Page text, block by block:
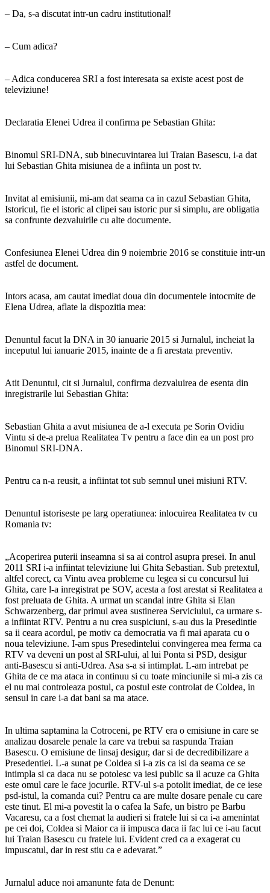
– Da, s-a discutat intr-un cadru institutional!
– Cum adica?
– Adica conducerea SRI a fost interesata sa existe acest post de
televiziune!
Declaratia Elenei Udrea il confirma pe Sebastian Ghita:
Binomul SRI-DNA, sub binecuvintarea lui Traian Basescu, i-a dat
lui Sebastian Ghita misiunea de a infiinta un post tv.
Invitat al emisiunii, mi-am dat seama ca in cazul Sebastian Ghita,
Istoricul, fie el istoric al clipei sau istoric pur si simplu, are obligatia
sa confrunte dezvaluirile cu alte documente.
Confesiunea Elenei Udrea din 9 noiembrie 2016 se constituie intr-un
astfel de document.
Intors acasa, am cautat imediat doua din documentele intocmite de
Elena Udrea, aflate la dispozitia mea:
Denuntul facut la DNA in 30 ianuarie 2015 si Jurnalul, incheiat la
inceputul lui ianuarie 2015, inainte de a fi arestata preventiv.
Atit Denuntul, cit si Jurnalul, confirma dezvaluirea de esenta din
inregistrarile lui Sebastian Ghita:
Sebastian Ghita a avut misiunea de a-l executa pe Sorin Ovidiu
Vintu si de-a prelua Realitatea Tv pentru a face din ea un post pro
Binomul SRI-DNA.
Pentru ca n-a reusit, a infiintat tot sub semnul unei misiuni RTV.
Denuntul istoriseste pe larg operatiunea: inlocuirea Realitatea tv cu
Romania tv:
„Acoperirea puterii inseamna si sa ai control asupra presei. In anul
2011 SRI i-a infiintat televiziune lui Ghita Sebastian. Sub pretextul,
altfel corect, ca Vintu avea probleme cu legea si cu concursul lui
Ghita, care l-a inregistrat pe SOV, acesta a fost arestat si Realitatea a
fost preluata de Ghita. A urmat un scandal intre Ghita si Elan
Schwarzenberg, dar primul avea sustinerea Serviciului, ca urmare s-
a infiintat RTV. Pentru a nu crea suspiciuni, s-au dus la Presedintie
sa ii ceara acordul, pe motiv ca democratia va fi mai aparata cu o
noua televiziune. I-am spus Presedintelui convingerea mea ferma ca
RTV va deveni un post al SRI-ului, al lui Ponta si PSD, desigur
anti-Basescu si anti-Udrea. Asa s-a si intimplat. L-am intrebat pe
Ghita de ce ma ataca in continuu si cu toate minciunile si mi-a zis ca
el nu mai controleaza postul, ca postul este controlat de Coldea, in
sensul in care i-a dat bani sa ma atace.
In ultima saptamina la Cotroceni, pe RTV era o emisiune in care se
analizau dosarele penale la care va trebui sa raspunda Traian
Basescu. O emisiune de linsaj desigur, dar si de decredibilizare a
Presedentiei. L-a sunat pe Coldea si i-a zis ca isi da seama ce se
intimpla si ca daca nu se potolesc va iesi public sa il acuze ca Ghita
este omul care le face jocurile. RTV-ul s-a potolit imediat, de ce iese
psd-istul, la comanda cui? Pentru ca are multe dosare penale cu care
este tinut. El mi-a povestit la o cafea la Safe, un bistro pe Barbu
Vacaresu, ca a fost chemat la audieri si fratele lui si ca i-a amenintat
pe cei doi, Coldea si Maior ca ii impusca daca ii fac lui ce i-au facut
lui Traian Basescu cu fratele lui. Evident cred ca a exagerat cu
impuscatul, dar in rest stiu ca e adevarat.”
Jurnalul aduce noi amanunte fata de Denunt: